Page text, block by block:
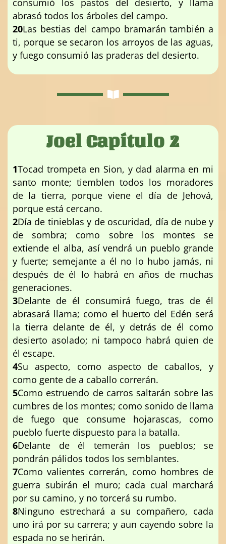
consumió los pastos del desierto, y llama
abrasó todos los árboles del campo.
20Las bestias del campo bramarán también a
ti, porque se secaron los arroyos de las aguas,
y fuego consumió las praderas del desierto.
Joel Capítulo 2
1Tocad trompeta en Sion, y dad alarma en mi
santo monte; tiemblen todos los moradores
de la tierra, porque viene el día de Jehová,
porque está cercano.
2Día de tinieblas y de oscuridad, día de nube y
de sombra; como sobre los montes se
extiende el alba, así vendrá un pueblo grande
y fuerte; semejante a él no lo hubo jamás, ni
después de él lo habrá en años de muchas
generaciones.
3Delante de él consumirá fuego, tras de él
abrasará llama; como el huerto del Edén será
la tierra delante de él, y detrás de él como
desierto asolado; ni tampoco habrá quien de
él escape.
4Su aspecto, como aspecto de caballos, y
como gente de a caballo correrán.
5Como estruendo de carros saltarán sobre las
cumbres de los montes; como sonido de llama
de fuego que consume hojarascas, como
pueblo fuerte dispuesto para la batalla.
6Delante de él temerán los pueblos; se
pondrán pálidos todos los semblantes.
7Como valientes correrán, como hombres de
guerra subirán el muro; cada cual marchará
por su camino, y no torcerá su rumbo.
8Ninguno estrechará a su compañero, cada
uno irá por su carrera; y aun cayendo sobre la
espada no se herirán.